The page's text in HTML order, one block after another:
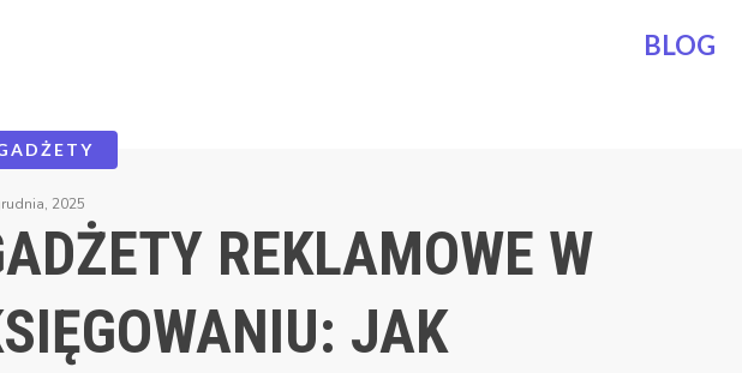
BLOG
2025
REKLAMOWE W
JAK